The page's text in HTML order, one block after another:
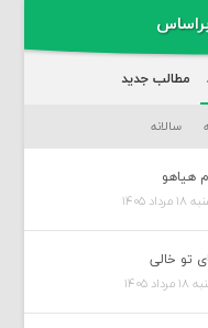
مطالب جدید
سالانه
هیاهو
۱۴۰۵
تو خالی
۱۴۰۵